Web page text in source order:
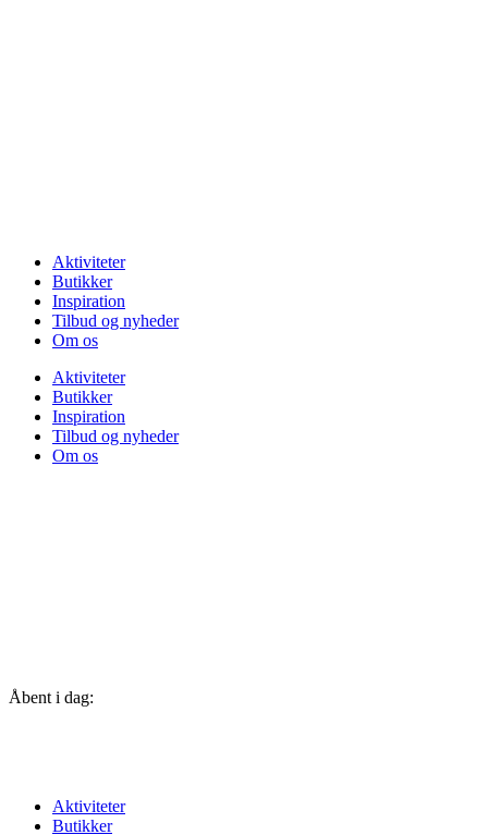
Aktiviteter
Butikker
Inspiration
Tilbud og nyheder
Om os
Aktiviteter
Butikker
Inspiration
Tilbud og nyheder
Om os
Åbent i dag:
Aktiviteter
Butikker